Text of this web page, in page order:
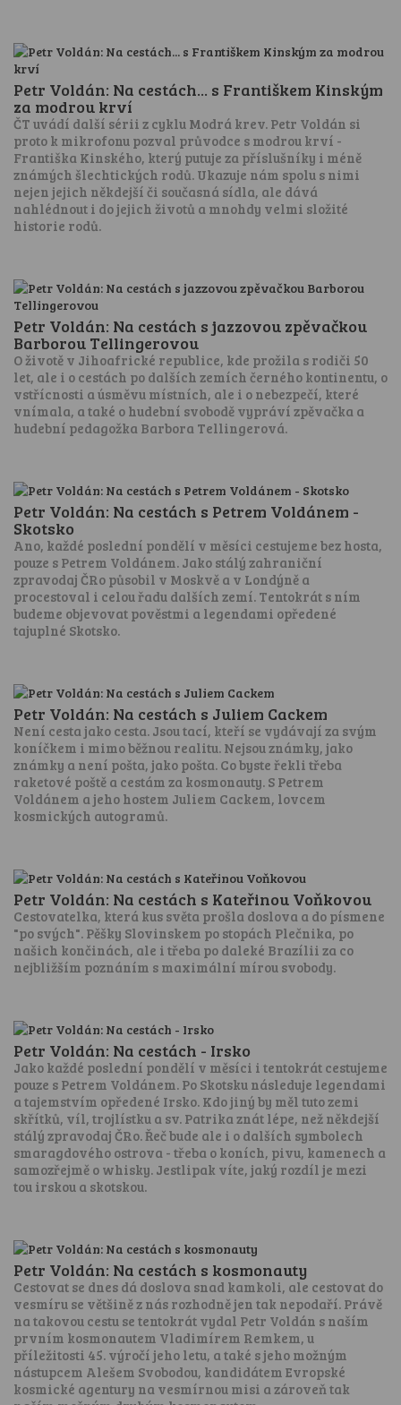
Petr Voldán: Na cestách... s Františkem Kinským
za modrou krví
ČT uvádí další sérii z cyklu Modrá krev. Petr Voldán si
proto k mikrofonu pozval průvodce s modrou krví -
Františka Kinského, který putuje za příslušníky i méně
známých šlechtických rodů. Ukazuje nám spolu s nimi
nejen jejich někdejší či současná sídla, ale dává
nahlédnout i do jejich životů a mnohdy velmi složité
historie rodů.
Petr Voldán: Na cestách s jazzovou zpěvačkou
Barborou Tellingerovou
O životě v Jihoafrické republice, kde prožila s rodiči 50
let, ale i o cestách po dalších zemích černého kontinentu, o
vstřícnosti a úsměvu místních, ale i o nebezpečí, které
vnímala, a také o hudební svobodě vypráví zpěvačka a
hudební pedagožka Barbora Tellingerová.
Petr Voldán: Na cestách s Petrem Voldánem -
Skotsko
Ano, každé poslední pondělí v měsíci cestujeme bez hosta,
pouze s Petrem Voldánem. Jako stálý zahraniční
zpravodaj ČRo působil v Moskvě a v Londýně a
procestoval i celou řadu dalších zemí. Tentokrát s ním
budeme objevovat pověstmi a legendami opředené
tajuplné Skotsko.
Petr Voldán: Na cestách s Juliem Cackem
Není cesta jako cesta. Jsou tací, kteří se vydávají za svým
koníčkem i mimo běžnou realitu. Nejsou známky, jako
známky a není pošta, jako pošta. Co byste řekli třeba
raketové poště a cestám za kosmonauty. S Petrem
Voldánem a jeho hostem Juliem Cackem, lovcem
kosmických autogramů.
Petr Voldán: Na cestách s Kateřinou Voňkovou
Cestovatelka, která kus světa prošla doslova a do písmene
"po svých". Pěšky Slovinskem po stopách Plečnika, po
našich končinách, ale i třeba po daleké Brazílii za co
nejbližším poznáním s maximální mírou svobody.
Petr Voldán: Na cestách - Irsko
Jako každé poslední pondělí v měsíci i tentokrát cestujeme
pouze s Petrem Voldánem. Po Skotsku následuje legendami
a tajemstvím opředené Irsko. Kdo jiný by měl tuto zemi
skřítků, víl, trojlístku a sv. Patrika znát lépe, než někdejší
stálý zpravodaj ČRo. Řeč bude ale i o dalších symbolech
smaragdového ostrova - třeba o koních, pivu, kamenech a
samozřejmě o whisky. Jestlipak víte, jaký rozdíl je mezi
tou irskou a skotskou.
Petr Voldán: Na cestách s kosmonauty
Cestovat se dnes dá doslova snad kamkoli, ale cestovat do
vesmíru se většině z nás rozhodně jen tak nepodaří. Právě
na takovou cestu se tentokrát vydal Petr Voldán s naším
prvním kosmonautem Vladimírem Remkem, u
příležitosti 45. výročí jeho letu, a také s jeho možným
nástupcem Alešem Svobodou, kandidátem Evropské
kosmické agentury na vesmírnou misi a zároveň tak